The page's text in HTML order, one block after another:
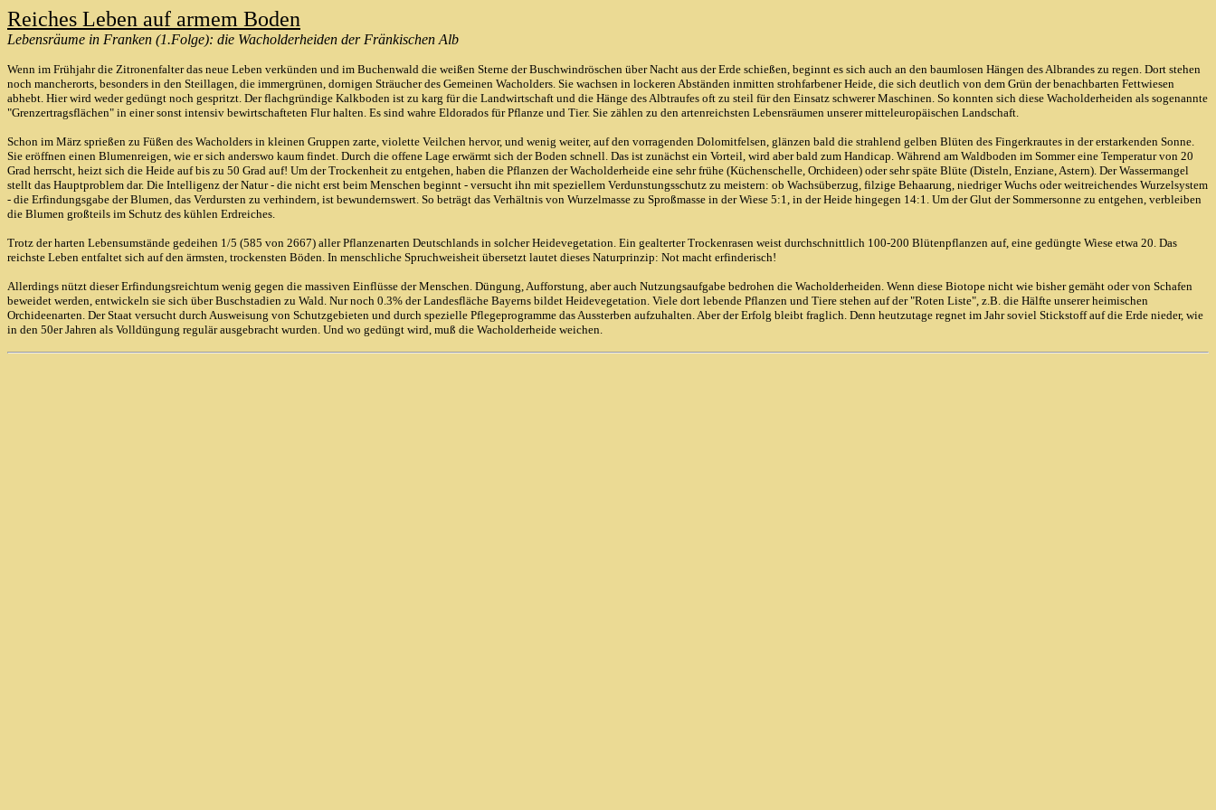
Reiches Leben auf armem Boden
Lebensräume in Franken (1.Folge): die Wacholderheiden der Fränkischen Alb
Wenn im Frühjahr die Zitronenfalter das neue Leben verkünden und im Buchenwald die weißen Sterne der Buschwindröschen über Nacht aus der Erde schießen, beginnt es sich auch an den baumlosen Hängen des Albrandes zu regen. Dort stehen
noch mancherorts, besonders in den Steillagen, die immergrünen, dornigen Sträucher des Gemeinen Wacholders. Sie wachsen in lockeren Abständen inmitten strohfarbener Heide, die sich deutlich von dem Grün der benachbarten Fettwiesen
abhebt. Hier wird weder gedüngt noch gespritzt. Der flachgründige Kalkboden ist zu karg für die Landwirtschaft und die Hänge des Albtraufes oft zu steil für den Einsatz schwerer Maschinen. So konnten sich diese Wacholderheiden als sogenannte
"Grenzertragsflächen" in einer sonst intensiv bewirtschafteten Flur halten. Es sind wahre Eldorados für Pflanze und Tier. Sie zählen zu den artenreichsten Lebensräumen unserer mitteleuropäischen Landschaft.
Schon im März sprießen zu Füßen des Wacholders in kleinen Gruppen zarte, violette Veilchen hervor, und wenig weiter, auf den vorragenden Dolomitfelsen, glänzen bald die strahlend gelben Blüten des Fingerkrautes in der erstarkenden Sonne.
Sie eröffnen einen Blumenreigen, wie er sich anderswo kaum findet. Durch die offene Lage erwärmt sich der Boden schnell. Das ist zunächst ein Vorteil, wird aber bald zum Handicap. Während am Waldboden im Sommer eine Temperatur von 20
Grad herrscht, heizt sich die Heide auf bis zu 50 Grad auf! Um der Trockenheit zu entgehen, haben die Pflanzen der Wacholderheide eine sehr frühe (Küchenschelle, Orchideen) oder sehr späte Blüte (Disteln, Enziane, Astern). Der Wassermangel
stellt das Hauptproblem dar. Die Intelligenz der Natur - die nicht erst beim Menschen beginnt - versucht ihn mit speziellem Verdunstungsschutz zu meistern: ob Wachsüberzug, filzige Behaarung, niedriger Wuchs oder weitreichendes Wurzelsystem
- die Erfindungsgabe der Blumen, das Verdursten zu verhindern, ist bewundernswert. So beträgt das Verhältnis von Wurzelmasse zu Sproßmasse in der Wiese 5:1, in der Heide hingegen 14:1. Um der Glut der Sommersonne zu entgehen, verbleiben
die Blumen großteils im Schutz des kühlen Erdreiches.
Trotz der harten Lebensumstände gedeihen 1/5 (585 von 2667) aller Pflanzenarten Deutschlands in solcher Heidevegetation. Ein gealterter Trockenrasen weist durchschnittlich 100-200 Blütenpflanzen auf, eine gedüngte Wiese etwa 20. Das
reichste Leben entfaltet sich auf den ärmsten, trockensten Böden. In menschliche Spruchweisheit übersetzt lautet dieses Naturprinzip: Not macht erfinderisch!
Allerdings nützt dieser Erfindungsreichtum wenig gegen die massiven Einflüsse der Menschen. Düngung, Aufforstung, aber auch Nutzungsaufgabe bedrohen die Wacholderheiden. Wenn diese Biotope nicht wie bisher gemäht oder von Schafen
beweidet werden, entwickeln sie sich über Buschstadien zu Wald. Nur noch 0.3% der Landesfläche Bayerns bildet Heidevegetation. Viele dort lebende Pflanzen und Tiere stehen auf der "Roten Liste", z.B. die Hälfte unserer heimischen
Orchideenarten. Der Staat versucht durch Ausweisung von Schutzgebieten und durch spezielle Pflegeprogramme das Aussterben aufzuhalten. Aber der Erfolg bleibt fraglich. Denn heutzutage regnet im Jahr soviel Stickstoff auf die Erde nieder, wie
in den 50er Jahren als Volldüngung regulär ausgebracht wurden. Und wo gedüngt wird, muß die Wacholderheide weichen.